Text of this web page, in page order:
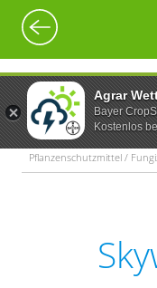
Agrar
Bayer
Kostenlos
Pflanzenschutzmittel /